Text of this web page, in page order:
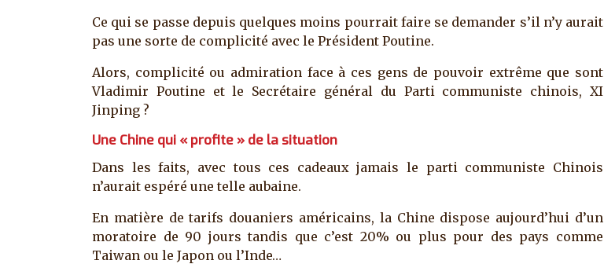
Ce qui se passe depuis quelques moins pourrait faire se demander s’il n’y aurait
pas une sorte de complicité avec le Président Poutine.
Alors, complicité ou admiration face à ces gens de pouvoir extrême que sont
Vladimir Poutine et le Secrétaire général du Parti communiste chinois, XI
Jinping ?
Une Chine qui « profite » de la situation
Dans les faits, avec tous ces cadeaux jamais le parti communiste Chinois
n’aurait espéré une telle aubaine.
En matière de tarifs douaniers américains, la Chine dispose aujourd’hui d’un
moratoire de 90 jours tandis que c’est 20% ou plus pour des pays comme
Taiwan ou le Japon ou l’Inde…